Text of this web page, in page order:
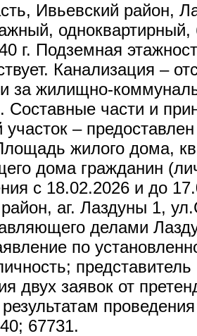
Ивьевский район,
одноквартирный,
Подземная
Канализация –
за жилищно-
части и
–
жилого дома,
дома гражданин
с 18.02.2026 и до
аг. Лаздуны 1,
делами
по
представитель
двух заявок от
67731.